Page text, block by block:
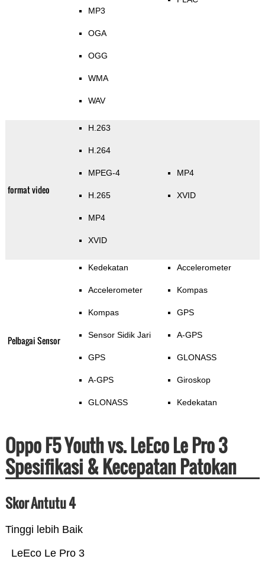
MP3
OGA
OGG
WMA
WAV
format video
H.263
H.264
MPEG-4
H.265
MP4
XVID
MP4
XVID
Pelbagai Sensor
Kedekatan
Accelerometer
Kompas
Sensor Sidik Jari
GPS
A-GPS
GLONASS
Accelerometer
Kompas
GPS
A-GPS
GLONASS
Giroskop
Kedekatan
Oppo F5 Youth vs. LeEco Le Pro 3
Spesifikasi & Kecepatan Patokan
Skor Antutu 4
Tinggi lebih Baik
LeEco Le Pro 3